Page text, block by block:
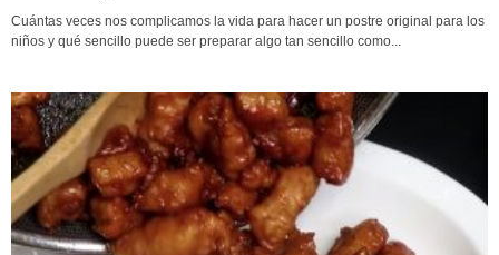
Cuántas veces nos complicamos la vida para hacer un postre original para los
niños y qué sencillo puede ser preparar algo tan sencillo como...